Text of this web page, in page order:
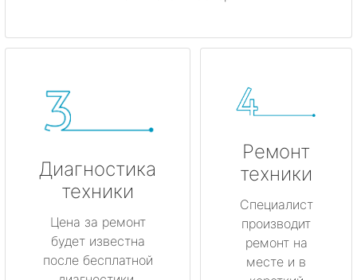
Диагностика
техники
Цена за ремонт
будет известна
после бесплатной
Ремонт
техники
Специалист
производит
ремонт на
месте и в